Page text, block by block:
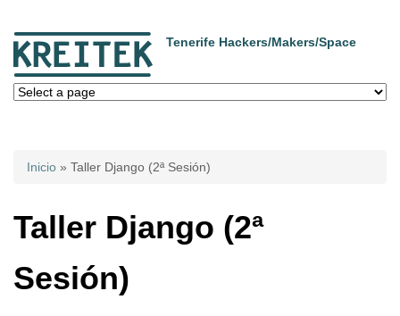
Tenerife Hackers/Makers/Space
Usted está aquí
Inicio » Taller Django (2ª Sesión)
Taller Django (2ª
Sesión)